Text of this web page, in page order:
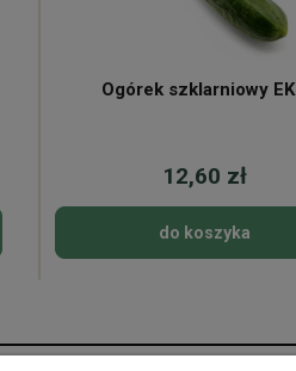
Ogórek szklarniowy
12,60 zł
do koszyka